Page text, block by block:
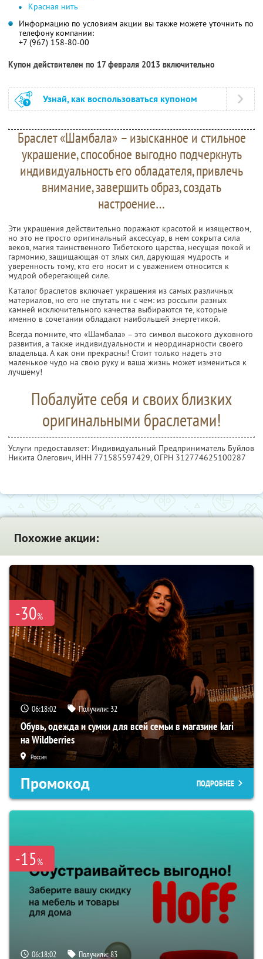
Красная нить
Информацию по условиям акции вы также можете уточнить по
телефону компании:
+7 (967) 158-80-00
Купон действителен по 17 февраля 2013 включительно
Узнай, как воспользоваться купоном
Браслет «Шамбала» – изысканное и стильное
украшение, способное выгодно подчеркнуть
индивидуальность его обладателя, привлечь
внимание, завершить образ, создать
настроение…
Эти украшения действительно поражают красотой и изяществом,
но это не просто оригинальный аксессуар, в нем сокрыта сила
веков, магия таинственного Тибетского царства, несущая покой и
гармонию, защищающая от злых сил, дарующая мудрость и
уверенность тому, кто его носит и с уважением относится к
мудрой оберегающей силе.
Каталог браслетов включает украшения из самых различных
материалов, но его не спутать ни с чем: из россыпи разных
камней исключительного качества выбираются те, которые
именно в сочетании обладают наибольшей энергетикой.
Всегда помните, что «Шамбала» – это символ высокого духовного
развития, а также индивидуальности и неординарности своего
владельца. А как они прекрасны! Стоит только надеть это
маленькое чудо на свою руку и ваша жизнь может измениться к
лучшему!
Побалуйте себя и своих близких
оригинальными браслетами!
Услуги предоставляет: Индивидуальный Предприниматель Буйлов
Никита Олегович, ИНН 771585597429, ОГРН 312774625100287
Похожие акции:
-30%
06:18:02 Получили: 32
Обувь, одежда и сумки для всей семьи в магазине kari
на Wildberries
Россия
Промокод ПОДРОБНЕЕ
-15%
06:18:02 Получили:83